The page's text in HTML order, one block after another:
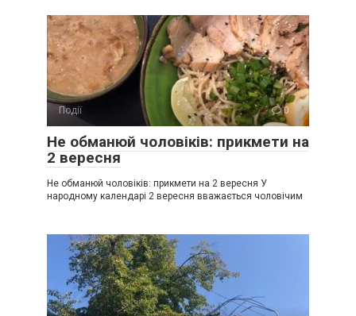
Події 0
Не обманюй чоловіків: прикмети на
2 вересня
Не обманюй чоловіків: прикмети на 2 вересня У
народному календарі 2 вересня вважається чоловічим